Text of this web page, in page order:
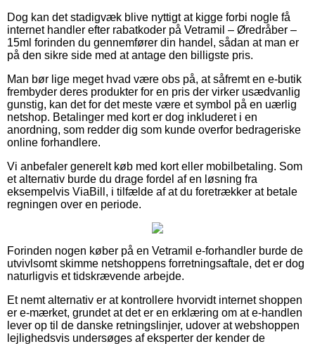
Dog kan det stadigvæk blive nyttigt at kigge forbi nogle få
internet handler efter rabatkoder på Vetramil – Øredråber –
15ml forinden du gennemfører din handel, sådan at man er
på den sikre side med at antage den billigste pris.
Man bør lige meget hvad være obs på, at såfremt en e-butik
frembyder deres produkter for en pris der virker usædvanlig
gunstig, kan det for det meste være et symbol på en uærlig
netshop. Betalinger med kort er dog inkluderet i en
anordning, som redder dig som kunde overfor bedrageriske
online forhandlere.
Vi anbefaler generelt køb med kort eller mobilbetaling. Som
et alternativ burde du drage fordel af en løsning fra
eksempelvis ViaBill, i tilfælde af at du foretrækker at betale
regningen over en periode.
Forinden nogen køber på en Vetramil e-forhandler burde de
utvivlsomt skimme netshoppens forretningsaftale, det er dog
naturligvis et tidskrævende arbejde.
Et nemt alternativ er at kontrollere hvorvidt internet shoppen
er e-mærket, grundet at det er en erklæring om at e-handlen
lever op til de danske retningslinjer, udover at webshoppen
lejlighedsvis undersøges af eksperter der kender de